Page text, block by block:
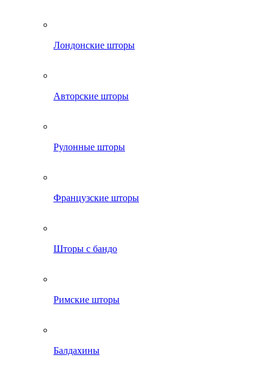
Лондонские шторы
Авторские шторы
Рулонные шторы
Французские шторы
Шторы с бандо
Римские шторы
Балдахины